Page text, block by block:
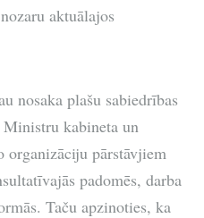
aktuālajos
nosaka plašu sabiedrības
kabineta un
pārstāvjiem
padomēs, darba
Taču apzinoties, ka